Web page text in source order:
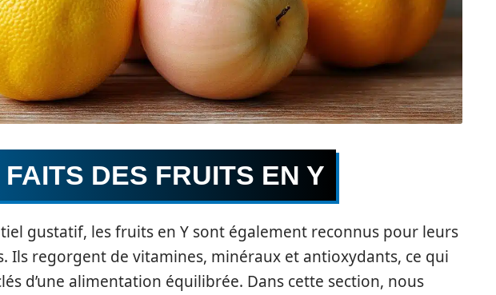
DES FRUITS EN Y
gustatif, les fruits en Y sont également reconnus pour leurs
Ils regorgent de vitamines, minéraux et antioxydants, ce qui
d’une alimentation équilibrée. Dans cette section, nous